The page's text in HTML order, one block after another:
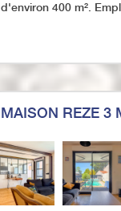
d'environ 400 m².
MAISON REZE 3